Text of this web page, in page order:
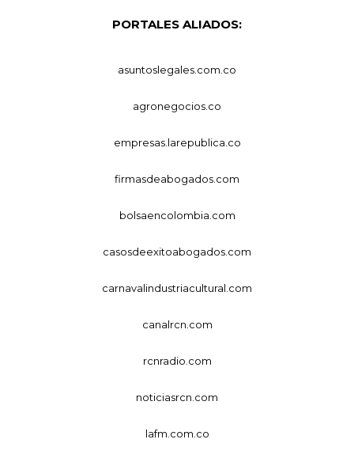
PORTALES ALIADOS:
asuntoslegales.com.co
agronegocios.co
empresas.larepublica.co
firmasdeabogados.com
bolsaencolombia.com
casosdeexitoabogados.com
carnavalindustriacultural.com
canalrcn.com
rcnradio.com
noticiasrcn.com
lafm.com.co